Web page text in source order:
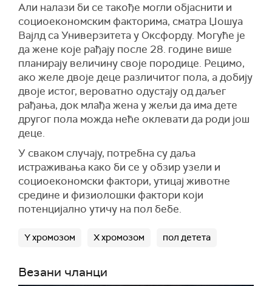
Али налази би се такође могли објаснити и
социоекономским факторима, сматра Џошуа
Вајлд са Универзитета у Оксфорду. Могуће је
да жене које рађају после 28. године више
планирају величину своје породице. Рецимо,
ако желе двоје деце различитог пола, а добију
двоје истог, вероватно одустају од даљег
рађања, док млађа жена у жељи да има дете
другог пола можда неће оклевати да роди још
деце.
У сваком случају, потребна су даља
истраживања како би се у обзир узели и
социоекономски фактори, утицај животне
средине и физиолошки фактори који
потенцијално утичу на пол бебе.
Y хромозом X хромозом пол детета
Везани чланци